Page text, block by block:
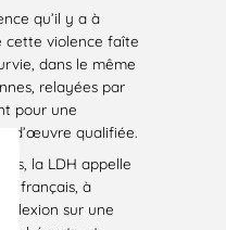
qu’il y a à
cette violence faîte
dans le même
relayées par
pour une
d’œuvre qualifiée.
la LDH appelle
français, à
sur une